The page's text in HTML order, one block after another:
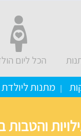
הכל ליום
מתנות ליולדת
והטבות